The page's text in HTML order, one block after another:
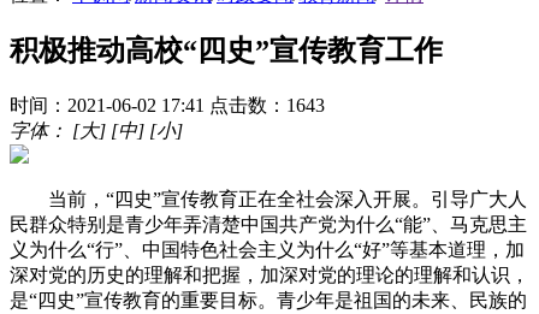
积极推动高校“四史”宣传教育工作
时间：2021-06-02 17:41 点击数：1643
字体： [大] [中] [小]
当前，“四史”宣传教育正在全社会深入开展。引导广大人
民群众特别是青少年弄清楚中国共产党为什么“能”、马克思主
义为什么“行”、中国特色社会主义为什么“好”等基本道理，加
深对党的历史的理解和把握，加深对党的理论的理解和认识，
是“四史”宣传教育的重要目标。青少年是祖国的未来、民族的